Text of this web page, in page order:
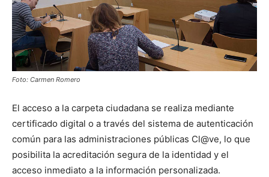
Foto: Carmen Romero
El acceso a la carpeta ciudadana se realiza mediante
certificado digital o a través del sistema de autenticación
común para las administraciones públicas Cl@ve, lo que
posibilita la acreditación segura de la identidad y el
acceso inmediato a la información personalizada.